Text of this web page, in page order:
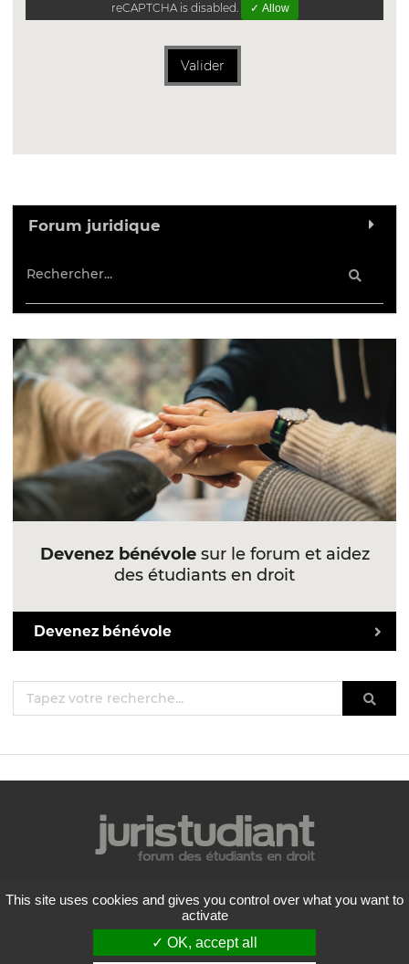
reCAPTCHA is disabled. ✓ Allow
Valider
Forum juridique
Devenez bénévolesur le forum et aidez
des étudiants en droit
Devenez bénévole
Mentions légales
Politique de confidentialité
Conditions générales d'utilisation
Liste des forums
This site uses cookies and gives you control over what you want to
activate
✓ OK, accept all